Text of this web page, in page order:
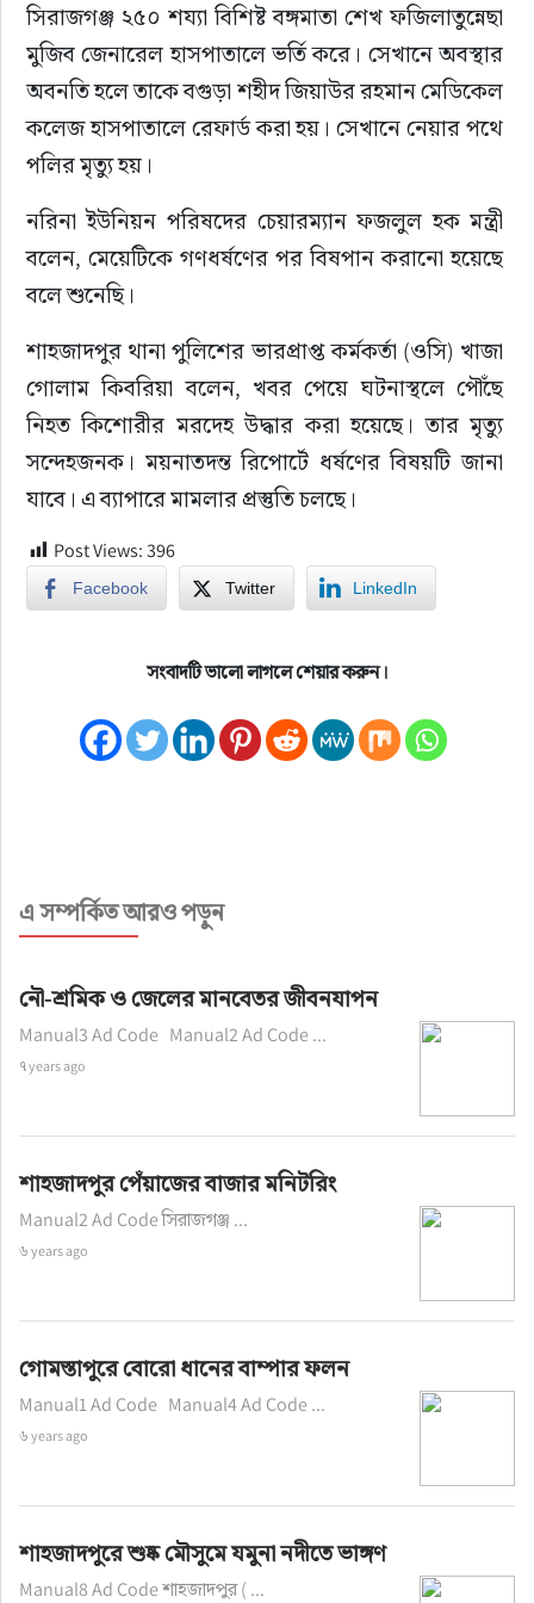
সিরাজগঞ্জ ২৫০ শয্যা বিশিষ্ট বঙ্গমাতা শেখ ফজিলাতুন্নেছা
মুজিব জেনারেল হাসপাতালে ভর্তি করে। সেখানে অবস্থার
অবনতি হলে তাকে বগুড়া শহীদ জিয়াউর রহমান মেডিকেল
কলেজ হাসপাতালে রেফার্ড করা হয়। সেখানে নেয়ার পথে
পলির মৃত্যু হয়।
নরিনা ইউনিয়ন পরিষদের চেয়ারম্যান ফজলুল হক মন্ত্রী
বলেন, মেয়েটিকে গণধর্ষণের পর বিষপান করানো হয়েছে
বলে শুনেছি।
শাহজাদপুর থানা পুলিশের ভারপ্রাপ্ত কর্মকর্তা (ওসি) খাজা
গোলাম কিবরিয়া বলেন, খবর পেয়ে ঘটনাস্থলে পৌঁছে
নিহত কিশোরীর মরদেহ উদ্ধার করা হয়েছে। তার মৃত্যু
সন্দেহজনক। ময়নাতদন্ত রিপোর্টে ধর্ষণের বিষয়টি জানা
যাবে। এ ব্যাপারে মামলার প্রস্তুতি চলছে।
Post Views:396
Facebook Twitter LinkedIn
সংবাদটি ভালো লাগলে শেয়ার করুন।
এ সম্পর্কিত আরও পড়ুন
নৌ-শ্রমিক ও জেলের মানবেতর জীবনযাপন
Manual3 Ad Code Manual2 Ad Code ...
৭ years ago
শাহজাদপুর পেঁয়াজের বাজার মনিটরিং
Manual2 Ad Code সিরাজগঞ্জ ...
৬ years ago
গোমস্তাপুরে বোরো ধানের বাম্পার ফলন
Manual1 Ad Code Manual4 Ad Code ...
৬ years ago
শাহজাদপুরে শুষ্ক মৌসুমে যমুনা নদীতে ভাঙ্গণ
Manual8 Ad Code শাহজাদপুর ( ...